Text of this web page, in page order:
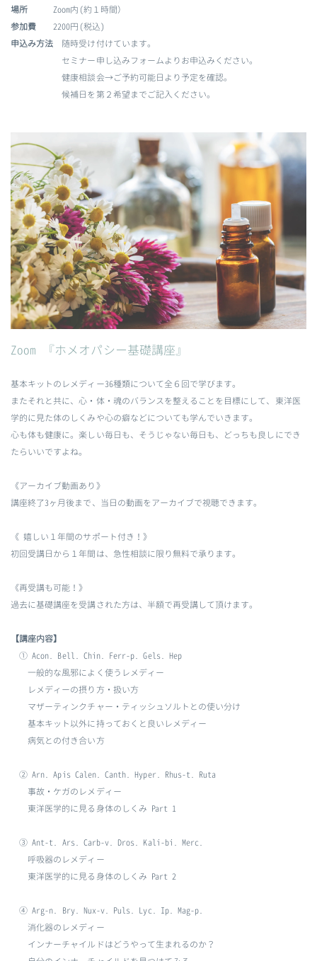
場所 Zoom内(約１時間）
参加費 2200円(税込)
申込み方法 随時受け付けています。
セミナー申し込みフォームよりお申込みください。
健康相談会→ご予約可能日より予定を確認。
候補日を第２希望までご記入ください。
Zoom 『ホメオパシー基礎講座』
基本キットのレメディー36種類について全６回で学びます。
またそれと共に、心・体・魂のバランスを整えることを目標にして、東洋医
学的に見た体のしくみや心の癖などについても学んでいきます。
心も体も健康に。楽しい毎日も、そうじゃない毎日も、どっちも良しにでき
たらいいですよね。
《アーカイブ動画あり》
講座終了3ヶ月後まで、当日の動画をアーカイブで視聴できます。
《 嬉しい１年間のサポート付き！》
初回受講日から１年間は、急性相談に限り無料で承ります。
《再受講も可能！》
過去に基礎講座を受講された方は、半額で再受講して頂けます。
【講座内容】
① Acon. Bell. Chin. Ferr-p. Gels. Hep
一般的な風邪によく使うレメディー
レメディーの摂り方・扱い方
マザーティンクチャー・ティッシュソルトとの使い分け
基本キット以外に持っておくと良いレメディー
病気との付き合い方
② Arn. Apis Calen. Canth. Hyper. Rhus-t. Ruta
事故・ケガのレメディー
東洋医学的に見る身体のしくみ Part 1
③ Ant-t. Ars. Carb-v. Dros. Kali-bi. Merc.
呼吸器のレメディー
東洋医学的に見る身体のしくみ Part 2
④ Arg-n. Bry. Nux-v. Puls. Lyc. Ip. Mag-p.
消化器のレメディー
インナーチャイルドはどうやって生まれるのか？